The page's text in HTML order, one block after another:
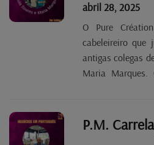
abril 28, 2025
O Pure
cabeleireiro que
antigas colegas
Maria Marques.
maquilhagem e